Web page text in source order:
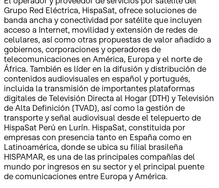
Grupo Red Eléctrica, HispaSat, ofrece soluciones de
banda ancha y conectividad por satélite que incluyen
acceso a Internet, movilidad y extensión de redes de
celulares, así como otras propuestas de valor añadido a
gobiernos, corporaciones y operadores de
telecomunicaciones en América, Europa y el norte de
África. También es líder en la difusión y distribución de
contenidos audiovisuales en español y portugués,
incluida la transmisión de importantes plataformas
digitales de Televisión Directa al Hogar (DTH) y Televisión
de Alta Definición (TVAD), así como la gestión de
transporte y señal audiovisual desde el telepuerto de
HispaSat Perú en Lurín. HispaSat, constituida por
empresas con presencia tanto en España como en
Latinoamérica, donde se ubica su filial brasileña
HISPAMAR, es una de las principales compañías del
mundo por ingresos en su sector y el principal puente
de comunicaciones entre Europa y América.